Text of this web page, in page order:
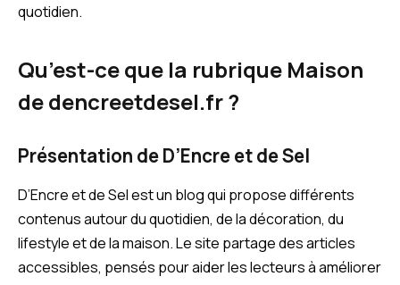
quotidien.
Qu’est-ce que la rubrique Maison
de dencreetdesel.fr ?
Présentation de D’Encre et de Sel
D’Encre et de Sel est un blog qui propose différents
contenus autour du quotidien, de la décoration, du
lifestyle et de la maison. Le site partage des articles
accessibles, pensés pour aider les lecteurs à améliorer